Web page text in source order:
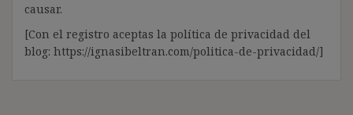
causar.
[Con el registro aceptas la política de privacidad del
blog: https://ignasibeltran.com/politica-de-privacidad/]